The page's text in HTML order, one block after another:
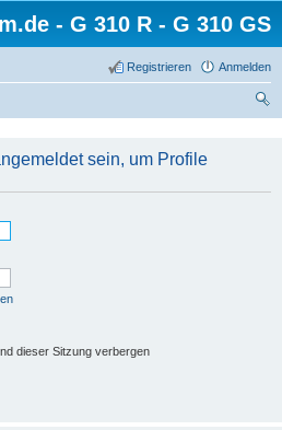
- G 310 R - G 310 GS
Anmelden
Registrieren
sein, um Profile
dieser Sitzung verbergen